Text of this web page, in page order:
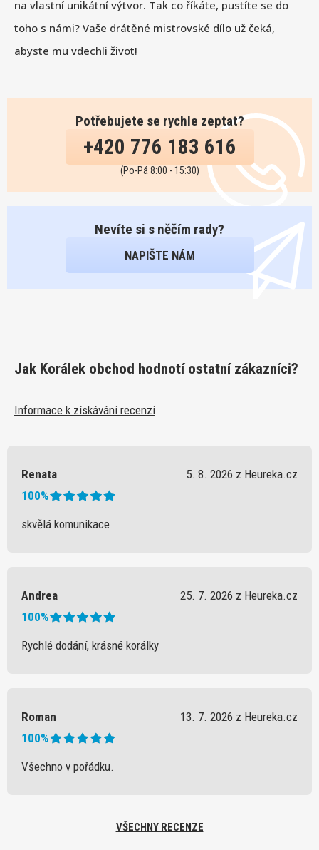
na vlastní unikátní výtvor. Tak co říkáte, pustíte se do
toho s námi? Vaše drátěné mistrovské dílo už čeká,
abyste mu vdechli život!
Potřebujete se rychle zeptat?
+420 776 183 616
(Po-Pá 8:00 - 15:30)
Nevíte si s něčím rady?
NAPIŠTE NÁM
Jak Korálek obchod hodnotí ostatní zákazníci?
Informace k získávání recenzí
Renata
5. 8. 2026 z Heureka.cz
100%
skvělá komunikace
Andrea
25. 7. 2026 z Heureka.cz
100%
Rychlé dodání, krásné korálky
Roman
13. 7. 2026 z Heureka.cz
100%
Všechno v pořádku.
VŠECHNY RECENZE